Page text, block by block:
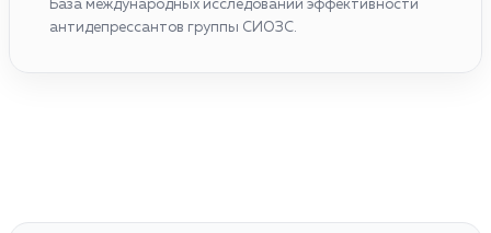
База международных исследований эффективности
антидепрессантов группы СИОЗС.